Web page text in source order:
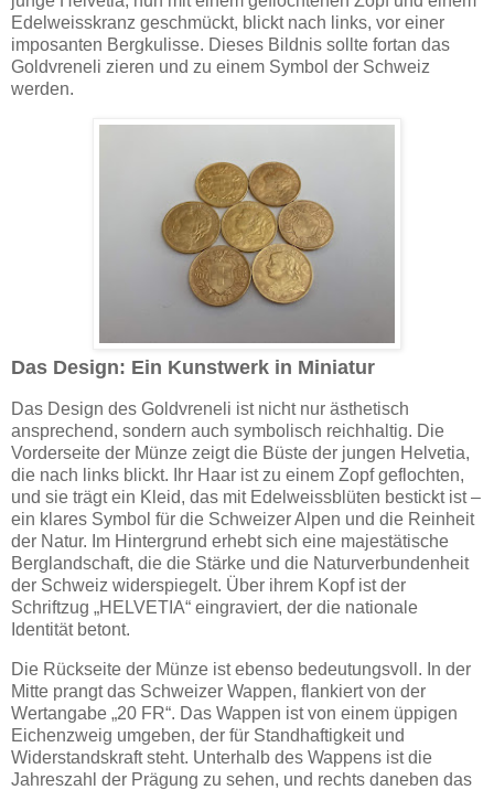
Edelweisskranz geschmückt, blickt nach links, vor einer
imposanten Bergkulisse. Dieses Bildnis sollte fortan das
Goldvreneli zieren und zu einem Symbol der Schweiz
werden.
Das Design: Ein Kunstwerk in Miniatur
Das Design des Goldvreneli ist nicht nur ästhetisch
ansprechend, sondern auch symbolisch reichhaltig. Die
Vorderseite der Münze zeigt die Büste der jungen Helvetia,
die nach links blickt. Ihr Haar ist zu einem Zopf geflochten,
und sie trägt ein Kleid, das mit Edelweissblüten bestickt ist –
ein klares Symbol für die Schweizer Alpen und die Reinheit
der Natur. Im Hintergrund erhebt sich eine majestätische
Berglandschaft, die die Stärke und die Naturverbundenheit
der Schweiz widerspiegelt. Über ihrem Kopf ist der
Schriftzug „HELVETIA“ eingraviert, der die nationale
Identität betont.
Die Rückseite der Münze ist ebenso bedeutungsvoll. In der
Mitte prangt das Schweizer Wappen, flankiert von der
Wertangabe „20 FR“. Das Wappen ist von einem üppigen
Eichenzweig umgeben, der für Standhaftigkeit und
Widerstandskraft steht. Unterhalb des Wappens ist die
Jahreszahl der Prägung zu sehen, und rechts daneben das